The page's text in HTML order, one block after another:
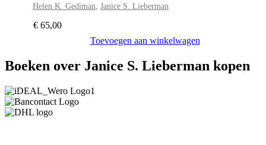
Helen K. Gediman ,Janice S. Lieberman
€ 65,00
Toevoegen aan winkelwagen
Boeken over Janice S. Lieberman kopen